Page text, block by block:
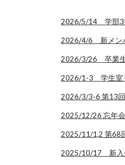
2026/5/14 学部3
2026/4/6 新メン
2026/3/26 卒業
2026/1-3 学生室
2026/3/3-6 第13
2025/12/26 忘年会
2025/11/1,2 第68
2025/10/17 新入